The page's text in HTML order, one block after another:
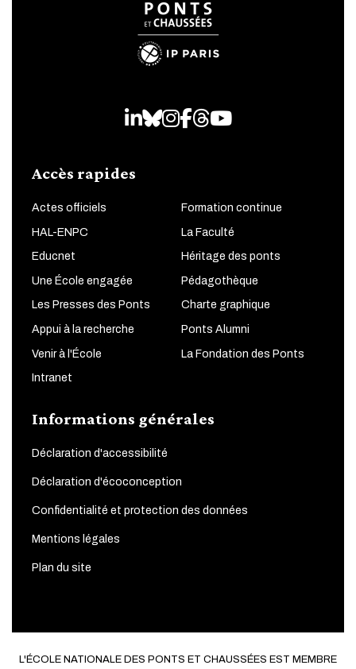
LinkedIn
Bluesky
Instagram
Facebook
Threads
Youtube
Accès rapides
Actes officiels Formation continue
HAL-ENPC La Faculté
Educnet Héritage des ponts
Une École engagée Pédagothèque
Les Presses des Ponts Charte graphique
Appui à la recherche Ponts Alumni
Venir à l'École La Fondation des Ponts
Intranet
Informations générales
Déclaration d'accessibilité
Déclaration d'écoconception
Confidentialité et protection des données
Mentions légales
Plan du site
L'ÉCOLE NATIONALE DES PONTS ET CHAUSSÉES EST MEMBRE